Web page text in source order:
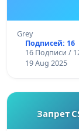
Grey
Подписей: 16
16 Подписи /
19 Aug 2025
Запрет